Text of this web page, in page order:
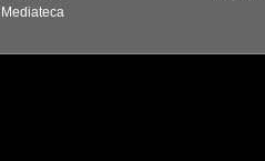
Mediateca